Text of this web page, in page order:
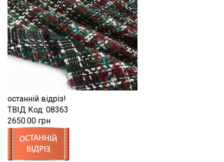
останній відріз!
ТВІД Код: 08363
2650.00 грн